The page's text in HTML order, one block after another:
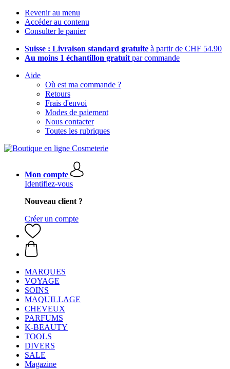
Revenir au menu
Accéder au contenu
Consulter le panier
Suisse : Livraison standard gratuite à partir de CHF 54.90
Au moins 1 échantillon gratuit par commande
Aide
Où est ma commande ?
Retours
Frais d'envoi
Modes de paiement
Nous contacter
Toutes les rubriques
Mon compte
Identifiez-vous
Nouveau client ?
Créer un compte
MARQUES
VOYAGE
SOINS
MAQUILLAGE
CHEVEUX
PARFUMS
K-BEAUTY
TOOLS
DIVERS
SALE
Magazine